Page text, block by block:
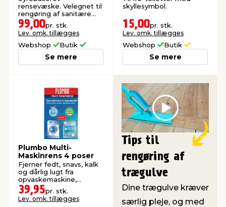
rensevæske. Velegnet til
rengøring af sanitære
områder.
99,00pr. stk.
Lev. omk. tillægges
Webshop Butik
Se mere
skyllesymbol.
15,00pr. stk.
Lev. omk. tillægges
Webshop Butik
Se mere
Plumbo Multi-
Maskinrens 4 poser
Fjerner fedt, snavs, kalk
og dårlig lugt fra
opvaskemaskine,
vaskemaskine, afløb og
slanger.
39,95pr. stk.
Lev. omk. tillægges
Play
Tips til
rengøring af
trægulve
Dine trægulve kræver
særlig pleje, og med